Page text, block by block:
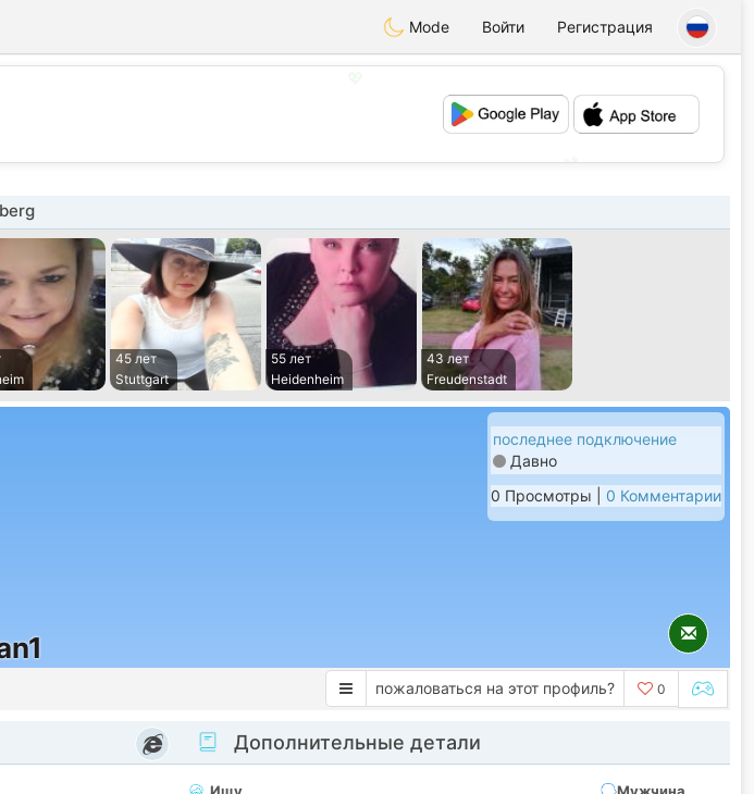
Mode Войти Регистрация
💕
45 лет
Stuttgart
55 лет
Heidenheim
43 лет
Freudenstadt
последнее подключение
Давно
0 Просмотры | 0 Комментарии
пожаловаться на этот профиль? 0
Дополнительные детали